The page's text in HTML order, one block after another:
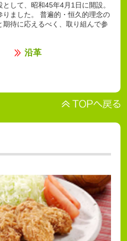
して、昭和45年4月1日に開設。
ました。 普遍的・恒久的理念の
期待に応えるべく、取り組んで参
沿革